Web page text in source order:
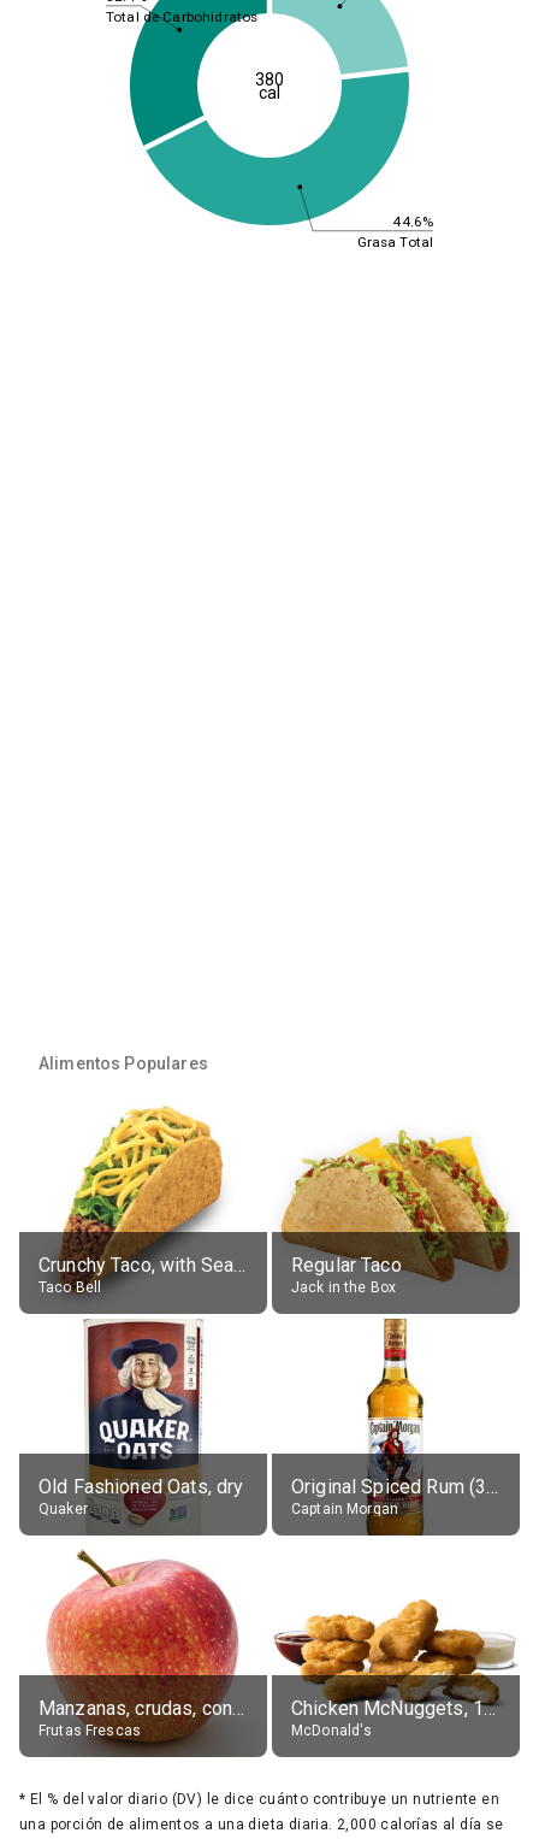
44.6%
Grasa Total
Total de Carbohidratos
380
cal
Alimentos Populares
Crunchy Taco, with Seasoned Beef
Taco Bell
Regular Taco
Jack in the Box
Old Fashioned Oats, dry
Quaker
Original Spiced Rum (35% alc.)
Captain Morgan
Manzanas, crudas, con piel
Frutas Frescas
Chicken McNuggets, 10 pieces, without sauce
McDonald's
* El % del valor diario (DV) le dice cuánto contribuye un nutriente en
una porción de alimentos a una dieta diaria. 2,000 calorías al día se